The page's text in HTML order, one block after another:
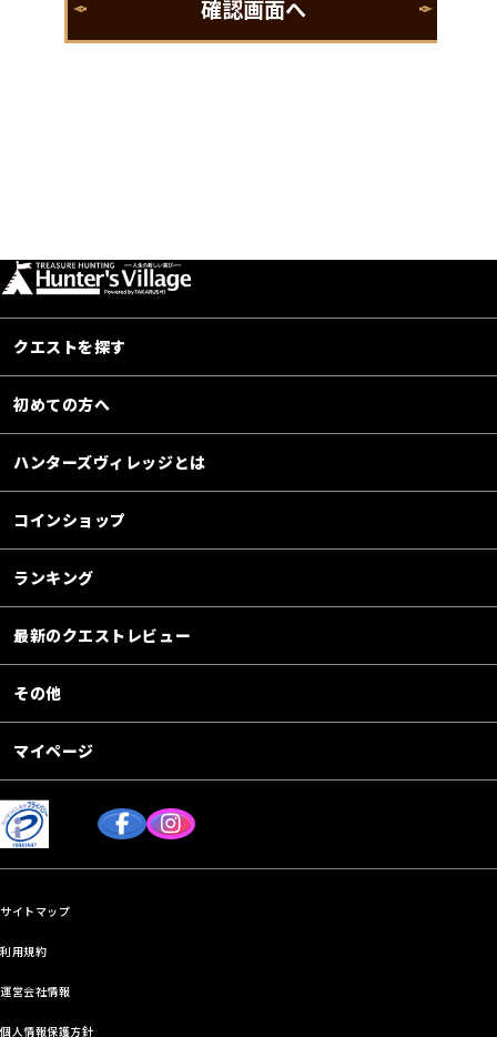
クエストを探す
初めての方へ
ハンターズヴィレッジとは
コインショップ
ランキング
最新のクエストレビュー
その他
マイページ
サイトマップ
利用規約
運営会社情報
個人情報保護方針